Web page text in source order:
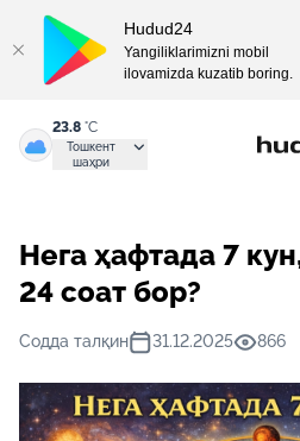
23.8 °C
Тошкент
шаҳри
Нега ҳафтада 7
24 соат бор?
Содда талқин 31.12.2025 866
Hudud24
Yangiliklarimizni mobil
ilovamizda kuzatib boring.